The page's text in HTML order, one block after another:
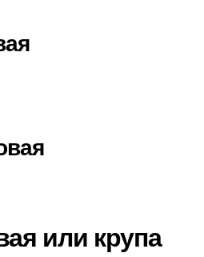
или крупа